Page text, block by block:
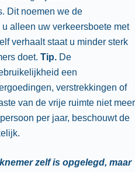
Dit noemen we de
alleen uw verkeersboete met
verhaalt staat u minder sterk
doet. Tip. De
een
verstrekkingen of
van de vrije ruimte niet meer
per jaar, beschouwt de
zelf is opgelegd, maar